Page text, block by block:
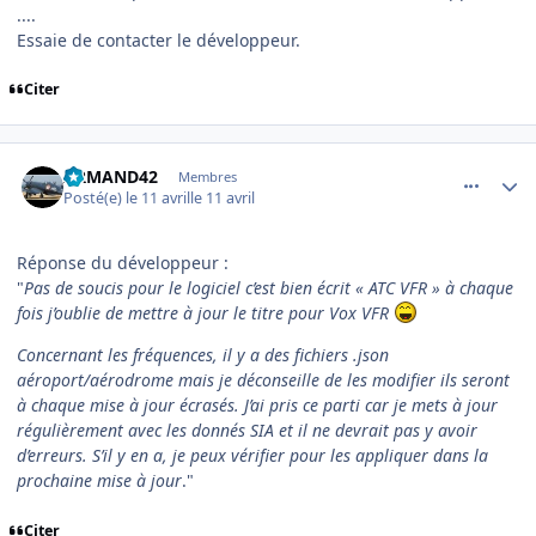
....
Essaie de contacter le développeur.
Citer
ARMAND42 Membres
Posté(e) le 11 avrille 11 avril
Réponse du développeur :
"Pas de soucis pour le logiciel c’est bien écrit « ATC VFR » à chaque
fois j’oublie de mettre à jour le titre pour Vox VFR
Concernant les fréquences, il y a des fichiers .json
aéroport/aérodrome mais je déconseille de les modifier ils seront
à chaque mise à jour écrasés. J’ai pris ce parti car je mets à jour
régulièrement avec les donnés SIA et il ne devrait pas y avoir
d’erreurs. S’il y en a, je peux vérifier pour les appliquer dans la
prochaine mise à jour."
Citer